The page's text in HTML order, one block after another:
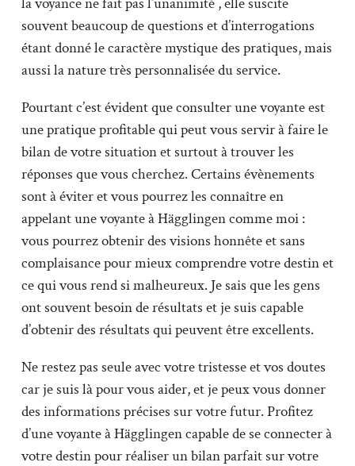
souvent beaucoup de questions et d’interrogations
étant donné le caractère mystique des pratiques, mais
aussi la nature très personnalisée du service.
Pourtant c’est évident que consulter une voyante est
une pratique profitable qui peut vous servir à faire le
bilan de votre situation et surtout à trouver les
réponses que vous cherchez. Certains évènements
sont à éviter et vous pourrez les connaître en
appelant une voyante à Hägglingen comme moi :
vous pourrez obtenir des visions honnête et sans
complaisance pour mieux comprendre votre destin et
ce qui vous rend si malheureux. Je sais que les gens
ont souvent besoin de résultats et je suis capable
d’obtenir des résultats qui peuvent être excellents.
Ne restez pas seule avec votre tristesse et vos doutes
car je suis là pour vous aider, et je peux vous donner
des informations précises sur votre futur. Profitez
d’une voyante à Hägglingen capable de se connecter à
votre destin pour réaliser un bilan parfait sur votre